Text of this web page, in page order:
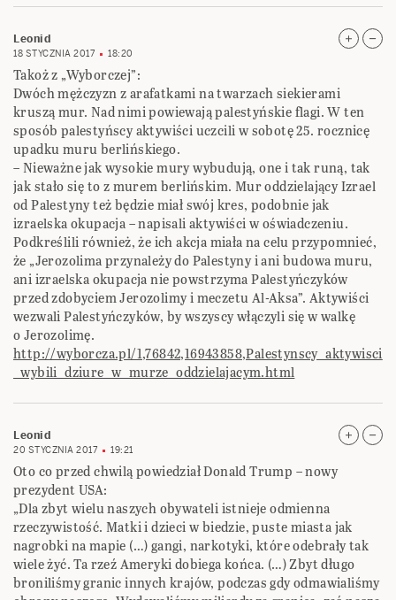
Leonid
18 STYCZNIA 2017 18:20
Takoż z „Wyborczej”:
Dwóch mężczyzn z arafatkami na twarzach siekierami
kruszą mur. Nad nimi powiewają palestyńskie flagi. W ten
sposób palestyńscy aktywiści uczcili w sobotę 25. rocznicę
upadku muru berlińskiego.
– Nieważne jak wysokie mury wybudują, one i tak runą, tak
jak stało się to z murem berlińskim. Mur oddzielający Izrael
od Palestyny też będzie miał swój kres, podobnie jak
izraelska okupacja – napisali aktywiści w oświadczeniu.
Podkreślili również, że ich akcja miała na celu przypomnieć,
że „Jerozolima przynależy do Palestyny i ani budowa muru,
ani izraelska okupacja nie powstrzyma Palestyńczyków
przed zdobyciem Jerozolimy i meczetu Al-Aksa”. Aktywiści
wezwali Palestyńczyków, by wszyscy włączyli się w walkę
o Jerozolimę.
http://wyborcza.pl/1,76842,16943858,Palestynscy_aktywisci
_wybili_dziure_w_murze_oddzielajacym.html
Leonid
20 STYCZNIA 2017 19:21
Oto co przed chwilą powiedział Donald Trump – nowy
prezydent USA:
„Dla zbyt wielu naszych obywateli istnieje odmienna
rzeczywistość. Matki i dzieci w biedzie, puste miasta jak
nagrobki na mapie (…) gangi, narkotyki, które odebrały tak
wiele żyć. Ta rzeź Ameryki dobiega końca. (…) Zbyt długo
broniliśmy granic innych krajów, podczas gdy odmawialiśmy